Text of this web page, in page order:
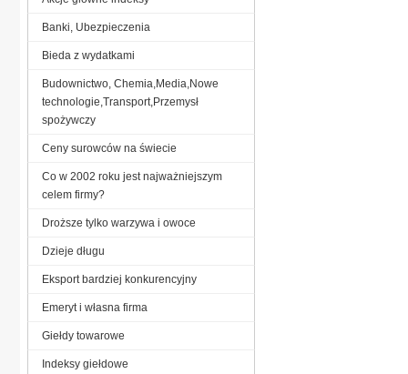
Banki, Ubezpieczenia
Bieda z wydatkami
Budownictwo, Chemia,Media,Nowe
technologie,Transport,Przemysł
spożywczy
Ceny surowców na świecie
Co w 2002 roku jest najważniejszym
celem firmy?
Droższe tylko warzywa i owoce
Dzieje długu
Eksport bardziej konkurencyjny
Emeryt i własna firma
Giełdy towarowe
Indeksy giełdowe